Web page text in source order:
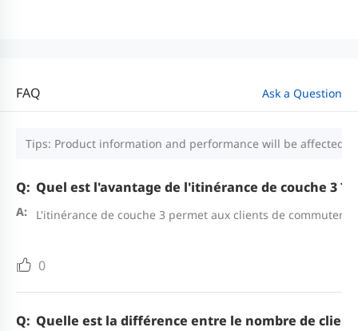
FAQ Ask a Question
Tips: Product information and performance will be affected
Quel est l'avantage de l'itinérance de couche 3 ?
L'itinérance de couche 3 permet aux clients de commuter
0
Quelle est la différence entre le nombre de